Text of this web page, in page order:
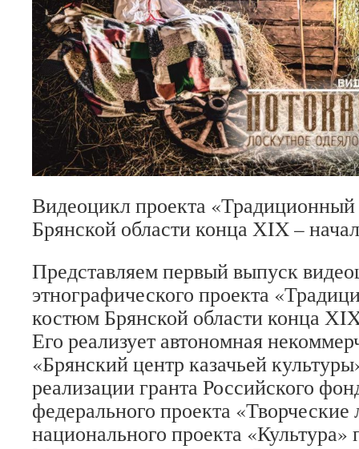
Видеоцикл проекта
Брянской области конца ХIX –
Представляем первый выпуск
этнографического проекта
костюм Брянской области конца
Его реализует автономная
«Брянский центр казачьей
реализации гранта Российского
федерального проекта
национального проекта